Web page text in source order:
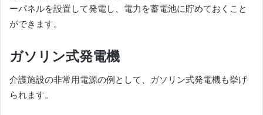
ーパネルを設置して発電し、電力を蓄電池に貯めておくこと
ができます。
ガソリン式発電機
介護施設の非常用電源の例として、ガソリン式発電機も挙げ
られます。